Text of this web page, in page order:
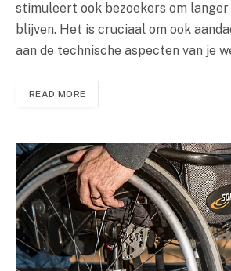
stimuleert ook bezoekers om
blijven. Het is cruciaal om ook
aan de technische aspecten van je
READ MORE